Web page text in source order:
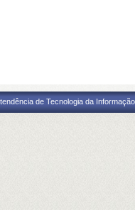
de Tecnologia da